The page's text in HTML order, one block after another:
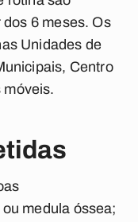
6 meses. Os
Unidades de
Centro
móveis.
medula óssea;